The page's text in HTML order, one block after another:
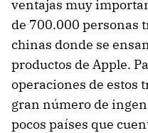
ventajas muy
de 700.000 personas
chinas donde se
productos de Apple.
operaciones de estos
gran número de
pocos países que